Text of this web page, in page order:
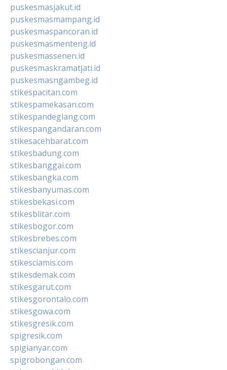
puskesmasjakut.id
puskesmasmampang.id
puskesmaspancoran.id
puskesmasmenteng.id
puskesmassenen.id
puskesmaskramatjati.id
puskesmasngambeg.id
stikespacitan.com
stikespamekasan.com
stikespandeglang.com
stikespangandaran.com
stikesacehbarat.com
stikesbadung.com
stikesbanggai.com
stikesbangka.com
stikesbanyumas.com
stikesbekasi.com
stikesblitar.com
stikesbogor.com
stikesbrebes.com
stikescianjur.com
stikesciamis.com
stikesdemak.com
stikesgarut.com
stikesgorontalo.com
stikesgowa.com
stikesgresik.com
spigresik.com
spigianyar.com
spigrobongan.com